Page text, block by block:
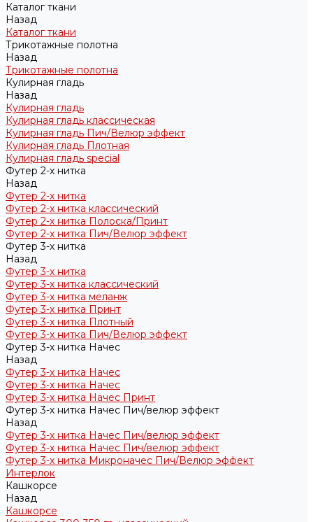
Каталог ткани
Назад
Каталог ткани
Трикотажные полотна
Назад
Трикотажные полотна
Кулирная гладь
Назад
Кулирная гладь
Кулирная гладь классическая
Кулирная гладь Пич/Велюр эффект
Кулирная гладь Плотная
Кулирная гладь special
Футер 2-х нитка
Назад
Футер 2-х нитка
Футер 2-х нитка классический
Футер 2-х нитка Полоска/Принт
Футер 2-х нитка Пич/Велюр эффект
Футер 3-х нитка
Назад
Футер 3-х нитка
Футер 3-х нитка классический
Футер 3-х нитка меланж
Футер 3-х нитка Принт
Футер 3-х нитка Плотный
Футер 3-х нитка Пич/Велюр эффект
Футер 3-х нитка Начес
Назад
Футер 3-х нитка Начес
Футер 3-х нитка Начес
Футер 3-х нитка Начес Принт
Футер 3-х нитка Начес Пич/велюр эффект
Назад
Футер 3-х нитка Начес Пич/велюр эффект
Футер 3-х нитка Начес Пич/велюр эффект
Футер 3-х нитка Микроначес Пич/Велюр эффект
Интерлок
Кашкорсе
Назад
Кашкорсе